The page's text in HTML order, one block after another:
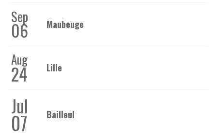
Sep
06 Maubeuge
Aug
24 Lille
Jul
07 Bailleul